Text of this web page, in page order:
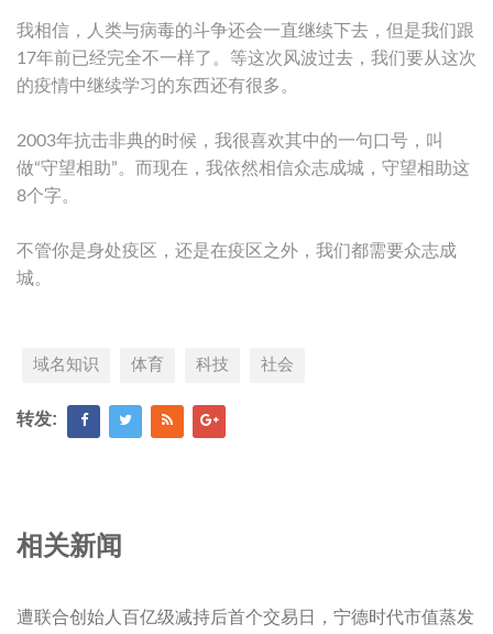
我相信，人类与病毒的斗争还会一直继续下去，但是我们跟
17年前已经完全不一样了。等这次风波过去，我们要从这次
的疫情中继续学习的东西还有很多。
2003年抗击非典的时候，我很喜欢其中的一句口号，叫
做“守望相助”。而现在，我依然相信众志成城，守望相助这
8个字。
不管你是身处疫区，还是在疫区之外，我们都需要众志成
城。
域名知识 体育 科技 社会
转发:
相关新闻
遭联合创始人百亿级减持后首个交易日，宁德时代市值蒸发